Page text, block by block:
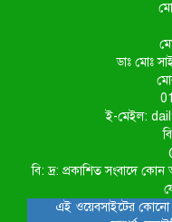
ডাঃ মোঃ
ই-মেইল:
বি: দ্র: প্রকাশিত সংবাদে
এই ওয়েবসাইটের কোনো